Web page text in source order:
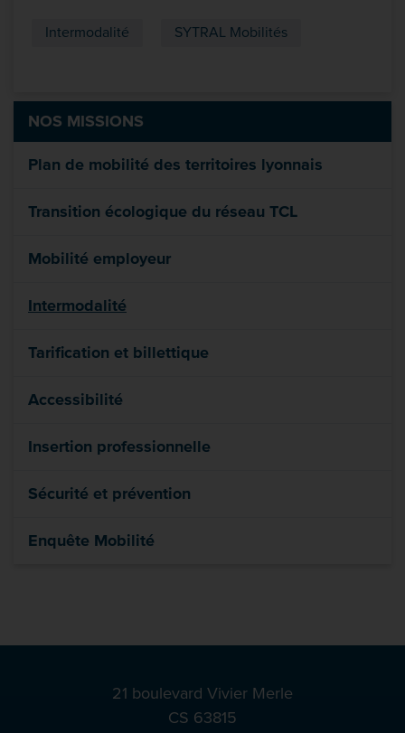
Intermodalité SYTRAL Mobilités
NOS MISSIONS
Plan de mobilité des territoires lyonnais
Transition écologique du réseau TCL
Mobilité employeur
Intermodalité
Tarification et billettique
Accessibilité
Insertion professionnelle
Sécurité et prévention
Enquête Mobilité
21 boulevard Vivier Merle
CS 63815